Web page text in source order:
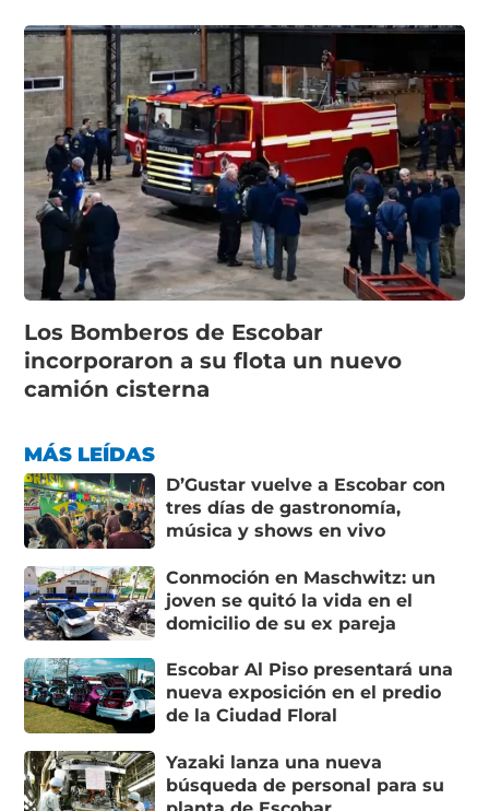
Los Bomberos de Escobar
incorporaron a su flota un nuevo
camión cisterna
MÁS LEÍDAS
D’Gustar vuelve a Escobar con
tres días de gastronomía,
música y shows en vivo
Conmoción en Maschwitz: un
joven se quitó la vida en el
domicilio de su ex pareja
Escobar Al Piso presentará una
nueva exposición en el predio
de la Ciudad Floral
Yazaki lanza una nueva
búsqueda de personal para su